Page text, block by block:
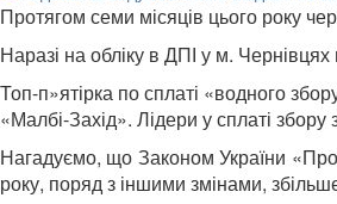
Протягом семи місяців цього року
Наразі на обліку в ДПІ у м.
Топ-п»ятірка по сплаті «водного
«Малбі-Захід». Лідери у сплаті
Нагадуємо, що Законом України «Про
року, поряд з іншими змінами,